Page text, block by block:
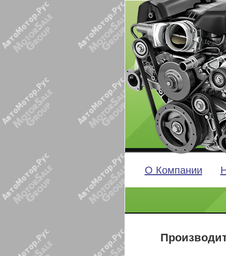
О Компании